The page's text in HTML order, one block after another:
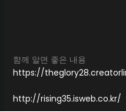
함께 알면 좋은 내용
https://
http://rising35.isweb.co.kr/